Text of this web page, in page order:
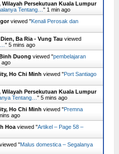
Wilayah Persekutuan Kuala Lumpur
Tentang… " 1 min ago
viewed "Kenali Perosak dan
Ba Ria - Vung Tau viewed
" 5 mins ago
Duong viewed "pembelajaran
ago
Ho Chi Minh viewed "Port Santiago
Wilayah Persekutuan Kuala Lumpur
Tentang… " 5 mins ago
Ho Chi Minh viewed "Premna
ago
Hoa viewed "Artikel – Page 58 –
viewed "Malus domestica – Segalanya